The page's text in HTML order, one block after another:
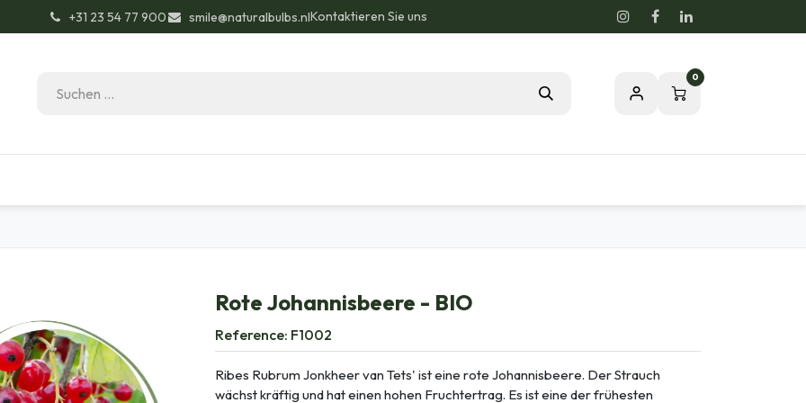
͏ +31 23 54 77 900 smile@naturalbulbs.nlKontaktieren Sie uns
0
Rote Johannisbeere - BIO
Reference: F1002
Ribes Rubrum Jonkheer van Tets' ist eine rote Johannisbeere. Der Strauch
wächst kräftig und hat einen hohen Fruchtertrag. Es ist eine der frühesten